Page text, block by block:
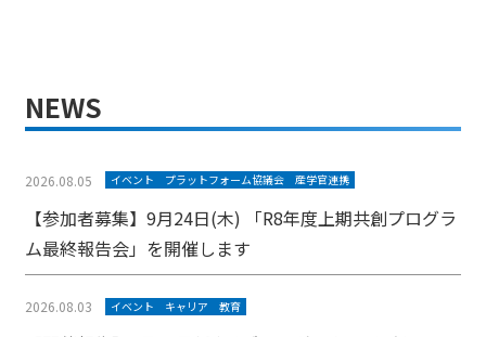
NEWS
2026.08.05 イベント プラットフォーム協議会 産学官連携
【参加者募集】9月24日(木) 「R8年度上期共創プログラ
ム最終報告会」を開催します
2026.08.03 イベント キャリア 教育